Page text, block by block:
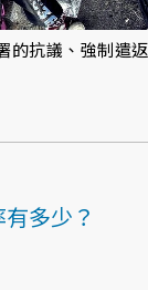
的抗議、強制遣返
多少？